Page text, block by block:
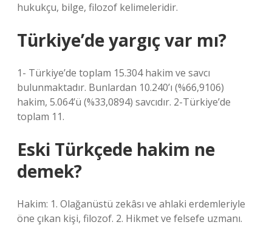
hukukçu, bilge, filozof kelimeleridir.
Türkiye’de yargıç var mı?
1- Türkiye’de toplam 15.304 hakim ve savcı
bulunmaktadır. Bunlardan 10.240’ı (%66,9106)
hakim, 5.064’ü (%33,0894) savcıdır. 2-Türkiye’de
toplam 11.
Eski Türkçede hakim ne
demek?
Hakim: 1. Olağanüstü zekâsı ve ahlaki erdemleriyle
öne çıkan kişi, filozof. 2. Hikmet ve felsefe uzmanı.